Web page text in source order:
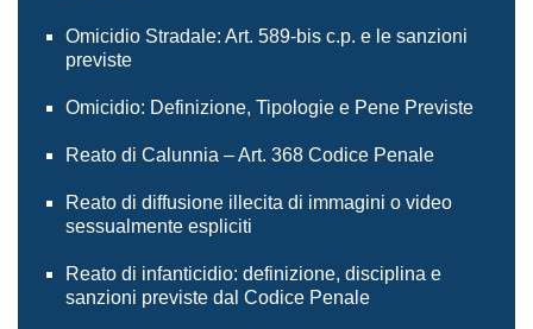
Omicidio Stradale: Art. 589-bis c.p. e le sanzioni
previste
Omicidio: Definizione, Tipologie e Pene Previste
Reato di Calunnia – Art. 368 Codice Penale
Reato di diffusione illecita di immagini o video
sessualmente espliciti
Reato di infanticidio: definizione, disciplina e
sanzioni previste dal Codice Penale